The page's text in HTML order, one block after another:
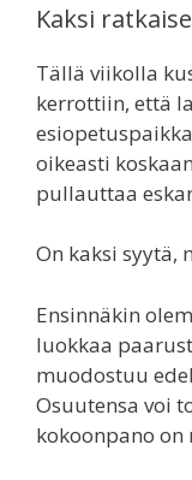
Kaksi
Tällä viikolla
kerrottiin, että
oikeasti
pullauttaa
On kaksi syytä,
Ensinnäkin
luokkaa
muodostuu
Osuutensa voi
kokoonpano